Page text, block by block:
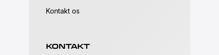
Kontakt os
KONTAKT